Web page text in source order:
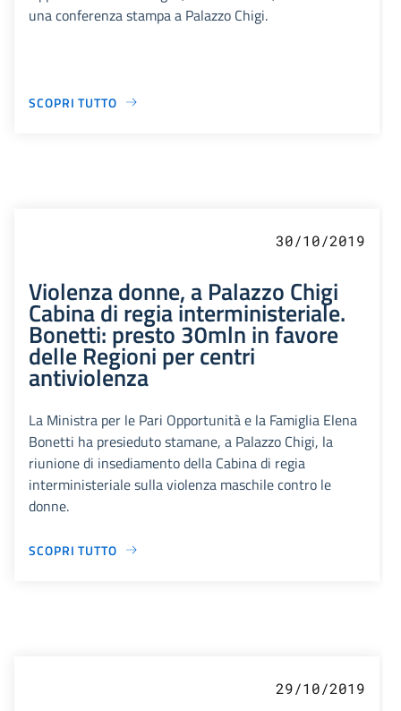
una conferenza stampa a Palazzo Chigi.
SCOPRI TUTTO
30/10/2019
Violenza donne, a Palazzo Chigi
Cabina di regia interministeriale.
Bonetti: presto 30mln in favore
delle Regioni per centri
antiviolenza
La Ministra per le Pari Opportunità e la Famiglia Elena
Bonetti ha presieduto stamane, a Palazzo Chigi, la
riunione di insediamento della Cabina di regia
interministeriale sulla violenza maschile contro le
donne.
SCOPRI TUTTO
29/10/2019